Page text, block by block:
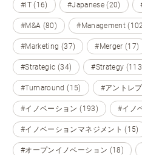
#IT (16) #Japanese (20)
#M&A (80) #Management
#Marketing (37) #Merger (17)
#Strategic (34) #Strategy
#Turnaround (15) #アントレ
#イノベーション (193) #イノ
#イノベーションマネジメント (15)
#オープンイノベーション (18)